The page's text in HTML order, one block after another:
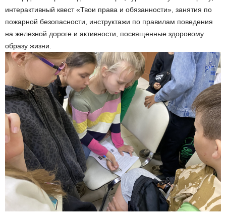
интерактивный квест «Твои права и обязанности», занятия по
пожарной безопасности, инструктажи по правилам поведения
на железной дороге и активности, посвященные здоровому
образу жизни.